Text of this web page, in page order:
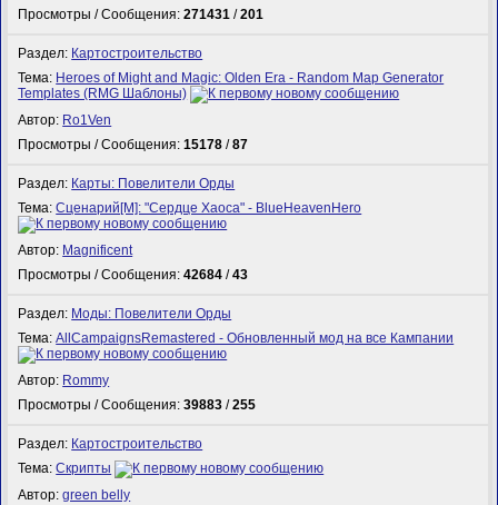
Просмотры / Сообщения:271431 /201
Раздел: Картостроительство
Тема: Heroes of Might and Magic: Olden Era - Random Map Generator
Templates (RMG Шаблоны)
Автор: Ro1Ven
Просмотры / Сообщения:15178 /87
Раздел: Карты: Повелители Орды
Тема:Сценарий[M]: "Сердце Хаоса" - BlueHeavenHero
Автор: Magnificent
Просмотры / Сообщения:42684 /43
Раздел: Моды: Повелители Орды
Тема:AllCampaignsRemastered - Обновленный мод на все Кампании
Автор: Rommy
Просмотры / Сообщения:39883 /255
Раздел: Картостроительство
Тема:Скрипты
Автор:green belly